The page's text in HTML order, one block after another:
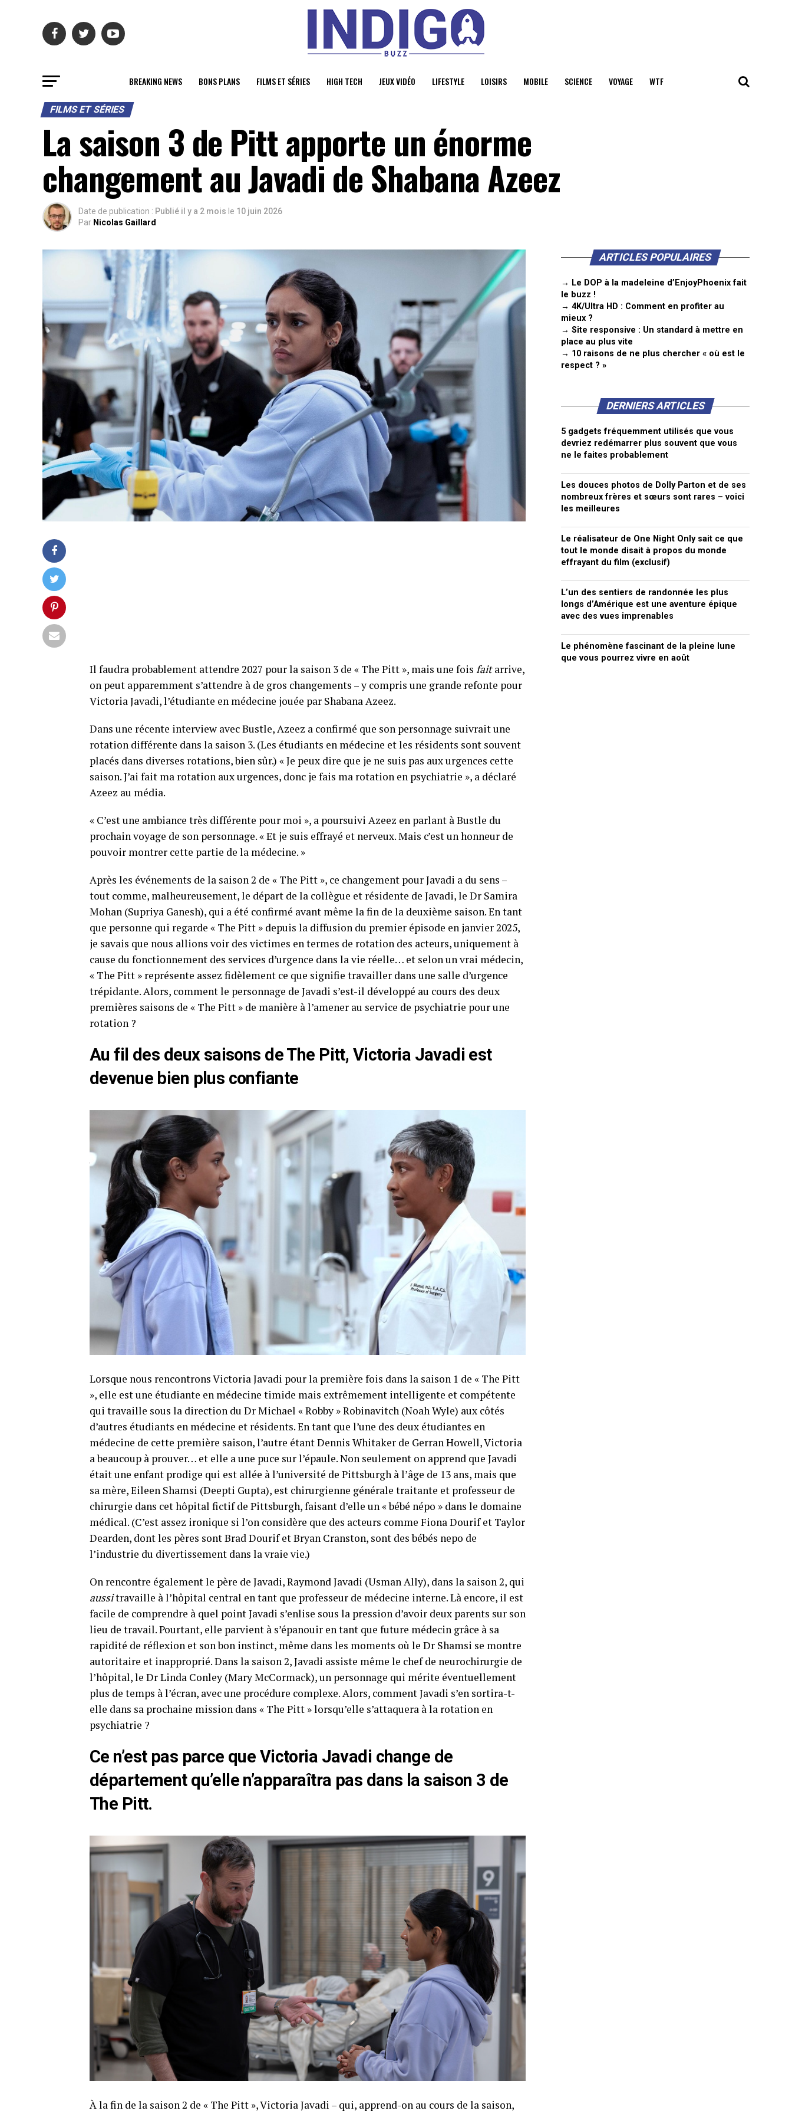
BREAKING NEWS BONS PLANS FILMS ET SÉRIES HIGH TECH JEUX VIDÉO LIFESTYLE LOISIRS MOBILE SCIENCE VOYAGE WTF
FILMS ET SÉRIES
La saison 3 de Pitt apporte un énorme
changement au Javadi de Shabana Azeez
Date de publication : Publié il y a 2 mois le 10 juin 2026
Par Nicolas Gaillard
Il faudra probablement attendre 2027 pour la saison 3 de « The Pitt », mais une fois faitarrive,
on peut apparemment s’attendre à de gros changements – y compris une grande refonte pour
Victoria Javadi, l’étudiante en médecine jouée par Shabana Azeez.
Dans une récente interview avec Bustle, Azeez a confirmé que son personnage suivrait une
rotation différente dans la saison 3. (Les étudiants en médecine et les résidents sont souvent
placés dans diverses rotations, bien sûr.) « Je peux dire que je ne suis pas aux urgences cette
saison. J’ai fait ma rotation aux urgences, donc je fais ma rotation en psychiatrie », a déclaré
Azeez au média.
« C’est une ambiance très différente pour moi », a poursuivi Azeez en parlant à Bustle du
prochain voyage de son personnage. « Et je suis effrayé et nerveux. Mais c’est un honneur de
pouvoir montrer cette partie de la médecine. »
Après les événements de la saison 2 de « The Pitt », ce changement pour Javadi a du sens –
tout comme, malheureusement, le départ de la collègue et résidente de Javadi, le Dr Samira
Mohan (Supriya Ganesh), qui a été confirmé avant même la fin de la deuxième saison. En tant
que personne qui regarde « The Pitt » depuis la diffusion du premier épisode en janvier 2025,
je savais que nous allions voir des victimes en termes de rotation des acteurs, uniquement à
cause du fonctionnement des services d’urgence dans la vie réelle… et selon un vrai médecin,
« The Pitt » représente assez fidèlement ce que signifie travailler dans une salle d’urgence
trépidante. Alors, comment le personnage de Javadi s’est-il développé au cours des deux
premières saisons de « The Pitt » de manière à l’amener au service de psychiatrie pour une
rotation ?
Au fil des deux saisons de The Pitt, Victoria Javadi est
devenue bien plus confiante
Lorsque nous rencontrons Victoria Javadi pour la première fois dans la saison 1 de « The Pitt
», elle est une étudiante en médecine timide mais extrêmement intelligente et compétente
qui travaille sous la direction du Dr Michael « Robby » Robinavitch (Noah Wyle) aux côtés
d’autres étudiants en médecine et résidents. En tant que l’une des deux étudiantes en
médecine de cette première saison, l’autre étant Dennis Whitaker de Gerran Howell, Victoria
a beaucoup à prouver… et elle a une puce sur l’épaule. Non seulement on apprend que Javadi
était une enfant prodige qui est allée à l’université de Pittsburgh à l’âge de 13 ans, mais que
sa mère, Eileen Shamsi (Deepti Gupta), est chirurgienne générale traitante et professeur de
chirurgie dans cet hôpital fictif de Pittsburgh, faisant d’elle un « bébé népo » dans le domaine
médical. (C’est assez ironique si l’on considère que des acteurs comme Fiona Dourif et Taylor
Dearden, dont les pères sont Brad Dourif et Bryan Cranston, sont des bébés nepo de
l’industrie du divertissement dans la vraie vie.)
On rencontre également le père de Javadi, Raymond Javadi (Usman Ally), dans la saison 2, qui
aussitravaille à l’hôpital central en tant que professeur de médecine interne. Là encore, il est
facile de comprendre à quel point Javadi s’enlise sous la pression d’avoir deux parents sur son
lieu de travail. Pourtant, elle parvient à s’épanouir en tant que future médecin grâce à sa
rapidité de réflexion et son bon instinct, même dans les moments où le Dr Shamsi se montre
autoritaire et inapproprié. Dans la saison 2, Javadi assiste même le chef de neurochirurgie de
l’hôpital, le Dr Linda Conley (Mary McCormack), un personnage qui mérite éventuellement
plus de temps à l’écran, avec une procédure complexe. Alors, comment Javadi s’en sortira-t-
elle dans sa prochaine mission dans « The Pitt » lorsqu’elle s’attaquera à la rotation en
psychiatrie ?
Ce n’est pas parce que Victoria Javadi change de
département qu’elle n’apparaîtra pas dans la saison 3 de
The Pitt.
À la fin de la saison 2 de « The Pitt », Victoria Javadi – qui, apprend-on au cours de la saison,
ARTICLES POPULAIRES
→ Le DOP à la madeleine d’EnjoyPhoenix fait
le buzz !
→ 4K/Ultra HD : Comment en profiter au
mieux ?
→ Site responsive : Un standard à mettre en
place au plus vite
→ 10 raisons de ne plus chercher « où est le
respect ? »
DERNIERS ARTICLES
5 gadgets fréquemment utilisés que vous
devriez redémarrer plus souvent que vous
ne le faites probablement
Les douces photos de Dolly Parton et de ses
nombreux frères et sœurs sont rares – voici
les meilleures
Le réalisateur de One Night Only sait ce que
tout le monde disait à propos du monde
effrayant du film (exclusif)
L’un des sentiers de randonnée les plus
longs d’Amérique est une aventure épique
avec des vues imprenables
Le phénomène fascinant de la pleine lune
que vous pourrez vivre en août